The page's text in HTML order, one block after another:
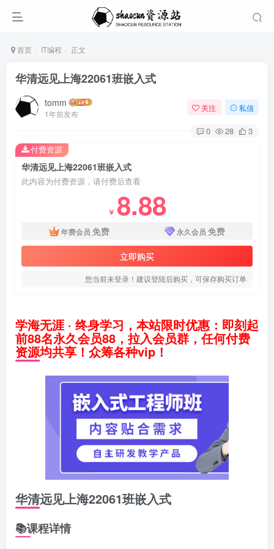
首页 IT编程 正文
华清远见上海22061班嵌入式
tomm
1年前发布
关注 私信
0 28 3
华清远见上海22061班嵌入式
此内容为付费资源，请付费后查看
￥ 8.88
年费会员 免费 永久会员 免费
立即购买
您当前未登录！建议登陆后购买，可保存购买订单
付费资源
学海无涯 · 终身学习，本站限时优惠：即刻起
前88名永久会员88，拉入会员群，任何付费
资源均共享！众筹各种vip！
华清远见上海22061班嵌入式
📚课程详情